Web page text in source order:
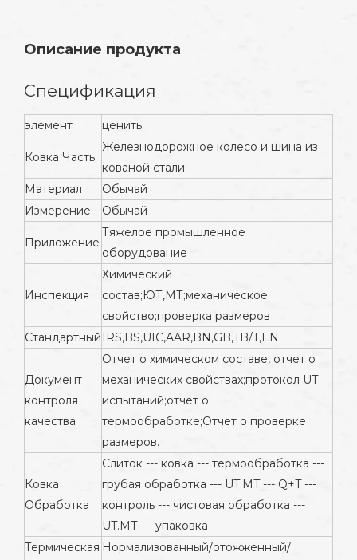
Описание продукта
Спецификация
элемент ценить
Ковка Часть
Железнодорожное колесо и шина из
кованой стали
Материал
Обычай
Измерение
Обычай
Приложение
Тяжелое промышленное
оборудование
Инспекция
Химический
состав;ЮТ,МТ;механическое
свойство;проверка размеров
Стандартный IRS,BS,UIC,AAR,BN,GB,TB/T,EN
Документ
контроля
качества
Отчет о химическом составе, отчет о
механических свойствах;протокол UT
испытаний;отчет о
термообработке;Отчет о проверке
размеров.
Ковка
Обработка
Слиток --- ковка --- термообработка ---
грубая обработка --- UT.MT --- Q+T ---
контроль --- чистовая обработка ---
UT.MT --- упаковка
Термическая Нормализованный/отожженный/